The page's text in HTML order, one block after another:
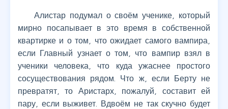
Алистар подумал о своём ученике, который
мирно посапывает в это время в собственной
квартирке и о том, что ожидает самого вампира,
если Главный узнает о том, что вампир взял в
ученики человека, что куда ужаснее простого
сосуществования рядом. Что ж, если Берту не
превратят, то Аристарх, пожалуй, составит ей
пару, если выживет. Вдвоём не так скучно будет